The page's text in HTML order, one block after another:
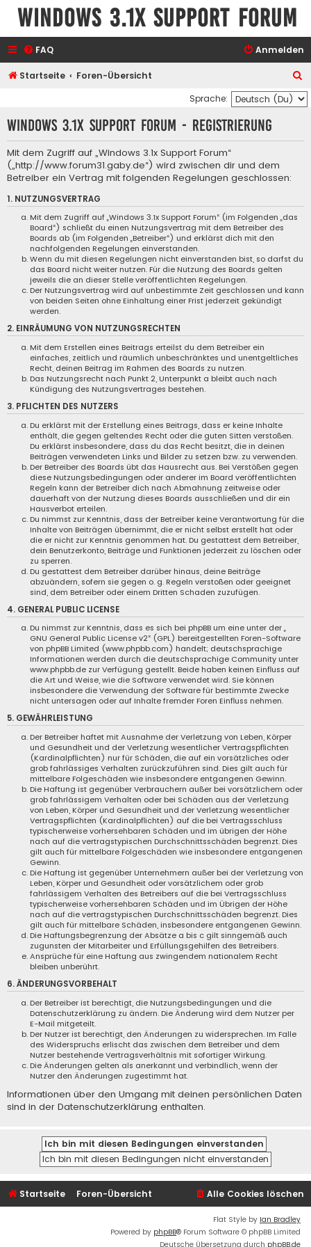
Windows 3.1x Support Forum
FAQ Anmelden
Startseite Foren-Übersicht
u
c
Sprache:
Windows 3.1x Support Forum - Registrierung
Mit dem Zugriff auf „Windows 3.1x Support Forum“
(„http://www.forum31.gaby.de“) wird zwischen dir und dem
Betreiber ein Vertrag mit folgenden Regelungen geschlossen:
1. NUTZUNGSVERTRAG
Mit dem Zugriff auf „Windows 3.1x Support Forum“ (im Folgenden „das
Board“) schließt du einen Nutzungsvertrag mit dem Betreiber des
Boards ab (im Folgenden „Betreiber“) und erklärst dich mit den
nachfolgenden Regelungen einverstanden.
Wenn du mit diesen Regelungen nicht einverstanden bist, so darfst du
das Board nicht weiter nutzen. Für die Nutzung des Boards gelten
jeweils die an dieser Stelle veröffentlichten Regelungen.
Der Nutzungsvertrag wird auf unbestimmte Zeit geschlossen und kann
von beiden Seiten ohne Einhaltung einer Frist jederzeit gekündigt
werden.
2. EINRÄUMUNG VON NUTZUNGSRECHTEN
Mit dem Erstellen eines Beitrags erteilst du dem Betreiber ein
einfaches, zeitlich und räumlich unbeschränktes und unentgeltliches
Recht, deinen Beitrag im Rahmen des Boards zu nutzen.
Das Nutzungsrecht nach Punkt 2, Unterpunkt a bleibt auch nach
Kündigung des Nutzungsvertrages bestehen.
3. PFLICHTEN DES NUTZERS
Du erklärst mit der Erstellung eines Beitrags, dass er keine Inhalte
enthält, die gegen geltendes Recht oder die guten Sitten verstoßen.
Du erklärst insbesondere, dass du das Recht besitzt, die in deinen
Beiträgen verwendeten Links und Bilder zu setzen bzw. zu verwenden.
Der Betreiber des Boards übt das Hausrecht aus. Bei Verstößen gegen
diese Nutzungsbedingungen oder anderer im Board veröffentlichten
Regeln kann der Betreiber dich nach Abmahnung zeitweise oder
dauerhaft von der Nutzung dieses Boards ausschließen und dir ein
Hausverbot erteilen.
Du nimmst zur Kenntnis, dass der Betreiber keine Verantwortung für die
Inhalte von Beiträgen übernimmt, die er nicht selbst erstellt hat oder
die er nicht zur Kenntnis genommen hat. Du gestattest dem Betreiber,
dein Benutzerkonto, Beiträge und Funktionen jederzeit zu löschen oder
zu sperren.
Du gestattest dem Betreiber darüber hinaus, deine Beiträge
abzuändern, sofern sie gegen o. g. Regeln verstoßen oder geeignet
sind, dem Betreiber oder einem Dritten Schaden zuzufügen.
4. GENERAL PUBLIC LICENSE
Du nimmst zur Kenntnis, dass es sich bei phpBB um eine unter der „
GNU General Public License v2“ (GPL) bereitgestellten Foren-Software
von phpBB Limited (www.phpbb.com) handelt; deutschsprachige
Informationen werden durch die deutschsprachige Community unter
www.phpbb.de zur Verfügung gestellt. Beide haben keinen Einfluss auf
die Art und Weise, wie die Software verwendet wird. Sie können
insbesondere die Verwendung der Software für bestimmte Zwecke
nicht untersagen oder auf Inhalte fremder Foren Einfluss nehmen.
5. GEWÄHRLEISTUNG
Der Betreiber haftet mit Ausnahme der Verletzung von Leben, Körper
und Gesundheit und der Verletzung wesentlicher Vertragspflichten
(Kardinalpflichten) nur für Schäden, die auf ein vorsätzliches oder
grob fahrlässiges Verhalten zurückzuführen sind. Dies gilt auch für
mittelbare Folgeschäden wie insbesondere entgangenen Gewinn.
Die Haftung ist gegenüber Verbrauchern außer bei vorsätzlichem oder
grob fahrlässigem Verhalten oder bei Schäden aus der Verletzung
von Leben, Körper und Gesundheit und der Verletzung wesentlicher
Vertragspflichten (Kardinalpflichten) auf die bei Vertragsschluss
typischerweise vorhersehbaren Schäden und im übrigen der Höhe
nach auf die vertragstypischen Durchschnittsschäden begrenzt. Dies
gilt auch für mittelbare Folgeschäden wie insbesondere entgangenen
Gewinn.
Die Haftung ist gegenüber Unternehmern außer bei der Verletzung von
Leben, Körper und Gesundheit oder vorsätzlichem oder grob
fahrlässigem Verhalten des Betreibers auf die bei Vertragsschluss
typischerweise vorhersehbaren Schäden und im Übrigen der Höhe
nach auf die vertragstypischen Durchschnittsschäden begrenzt. Dies
gilt auch für mittelbare Schäden, insbesondere entgangenen Gewinn.
Die Haftungsbegrenzung der Absätze a bis c gilt sinngemäß auch
zugunsten der Mitarbeiter und Erfüllungsgehilfen des Betreibers.
Ansprüche für eine Haftung aus zwingendem nationalem Recht
bleiben unberührt.
6. ÄNDERUNGSVORBEHALT
Der Betreiber ist berechtigt, die Nutzungsbedingungen und die
Datenschutzerklärung zu ändern. Die Änderung wird dem Nutzer per
E-Mail mitgeteilt.
Der Nutzer ist berechtigt, den Änderungen zu widersprechen. Im Falle
des Widerspruchs erlischt das zwischen dem Betreiber und dem
Nutzer bestehende Vertragsverhältnis mit sofortiger Wirkung.
Die Änderungen gelten als anerkannt und verbindlich, wenn der
Nutzer den Änderungen zugestimmt hat.
Informationen über den Umgang mit deinen persönlichen Daten
sind in der Datenschutzerklärung enthalten.
Startseite Foren-Übersicht Alle Cookies löschen
Flat Style by Ian Bradley
Powered by phpBB® Forum Software © phpBB Limited
Deutsche Übersetzung durch phpBB.de